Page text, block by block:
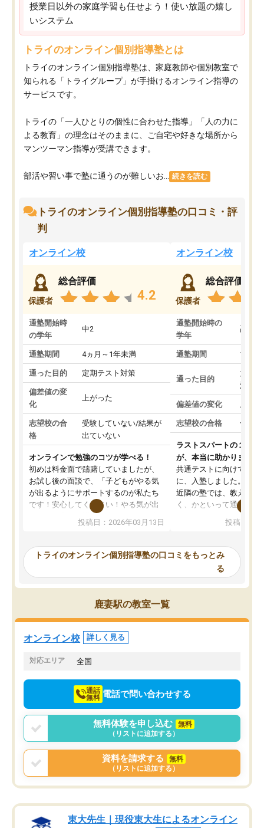
授業日以外の家庭学習も任せよう！使い放題の嬉し
いシステム
トライのオンライン個別指導塾とは
トライのオンライン個別指導塾は、家庭教師や個別教室で
知られる「トライグループ」が手掛けるオンライン指導の
サービスです。
トライの「一人ひとりの個性に合わせた指導」「人の力に
よる教育」の理念はそのままに、ご自宅や好きな場所から
マンツーマン指導が受講できます。
部活や習い事で塾に通うのが難しいお... 続きを読む
トライのオンライン個別指導塾の口コミ・評
判
オンライン校
保護者
総合評価
4.2
通塾開始時
の学年
中2
通塾期間 4ヵ月～1年未満
通った目的 定期テスト対策
偏差値の変
化
上がった
志望校の合
格
受験していない/結果が
出ていない
オンラインで勉強のコツが学べる！
初めは料金面で躊躇していましたが、
お試し後の面談で、「子どもがやる気
が出るようにサポートするのが私たち
です！安心してください！やる気が出
ないのは私たち講師の責任です」と言
ってくださり、確かに！と考えて、思
ったんですが、学生の先生から学ぶこ
み、徐々に成績が上がったらいいなと
思っていました。何が今足りないのか
を的確に指導いただき、子どももびっ
くりするほど楽しんでやる気を持って
塾を受けています。狙い通り、少しず
つ成績も上がり、苦手意識も無くなっ
てきたので、さらに苦手な数学も追加
でお願いしました。来年の高校受験に
投稿日：2026年03月13日
オンライン校
保護者
総合評価
通塾開始時の
学年
高3
通塾期間 1～3
通った目的
大学
対策
偏差値の変化
志望校の合格 合格
ラストスパートの１か月
が、本当に助かりました
共通テストに向けての追
に、入塾しました。田舎
近隣の塾では、教えても
く、かといって通うには
可能なので本当に助か
らないところをピンポイ
頂いて、とてもわかり
していました。一生を
スト、多少お金がかかっ
投稿日：
トライのオンライン個別指導塾の口コミをもっとみ
る
鹿妻駅の教室一覧
オンライン校 詳しく見る
対応エリア 全国
通話
無料 電話で問い合わせする
無料体験を申し込む
無料
（リストに追加する）
資料を請求する
無料
（リストに追加する）
東大先生｜現役東大生によるオンライン